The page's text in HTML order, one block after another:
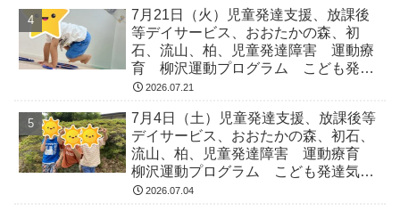
7月21日（火）児童発達支援、放課後
等デイサービス、おおたかの森、初
石、流山、柏、児童発達障害 運動療
育 柳沢運動プログラム こども発達
気になる 発達障害 放デイ 自閉
2026.07.21
7月4日（土）児童発達支援、放課後等
デイサービス、おおたかの森、初石、
流山、柏、児童発達障害 運動療育
柳沢運動プログラム こども発達気に
なる 発達障害 放デイ 自閉症
2026.07.04